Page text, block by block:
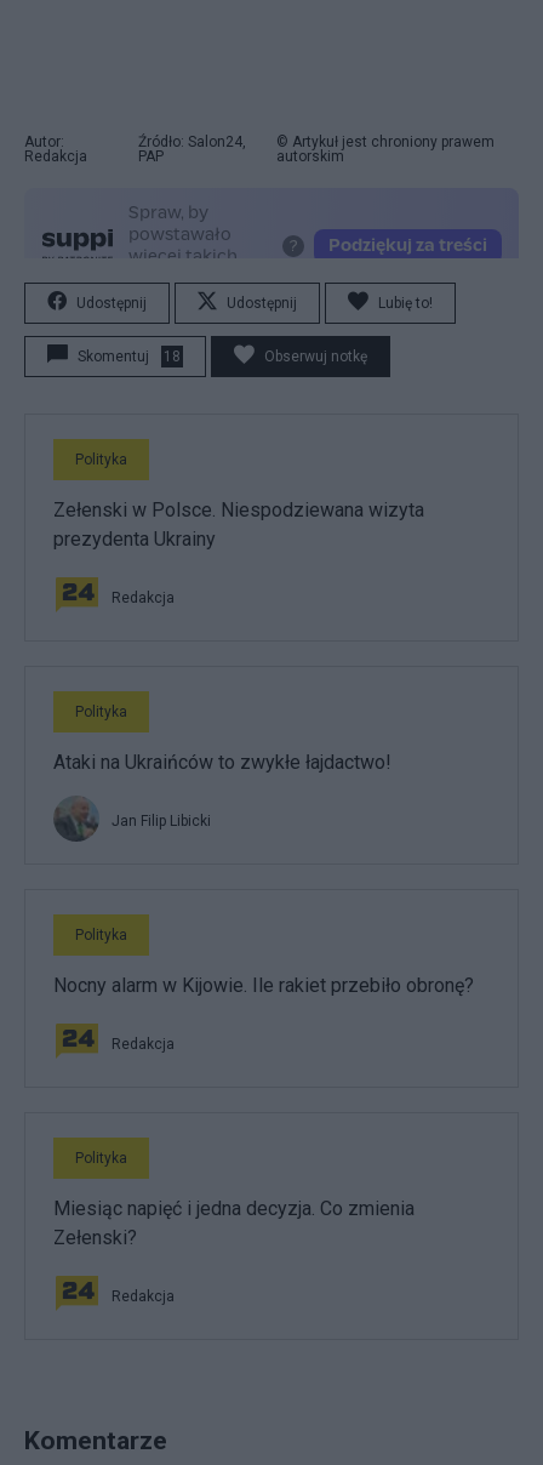
Autor:
Redakcja
Źródło: Salon24,
PAP
© Artykuł jest chroniony prawem
autorskim
Udostępnij Udostępnij Lubię to!
Skomentuj 18 Obserwuj notkę
Polityka
Zełenski w Polsce. Niespodziewana wizyta
prezydenta Ukrainy
Redakcja
Polityka
Ataki na Ukraińców to zwykłe łajdactwo!
Jan Filip Libicki
Polityka
Nocny alarm w Kijowie. Ile rakiet przebiło obronę?
Redakcja
Polityka
Miesiąc napięć i jedna decyzja. Co zmienia
Zełenski?
Redakcja
Komentarze